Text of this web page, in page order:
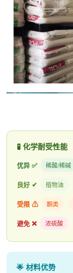
🧪 化学耐受性能
优异 ✅ 稀酸/稀碱
良好 ✔ 植物油
受限 ⚠ 酮类
避免 ❌ 浓硫酸
🌟 材料优势